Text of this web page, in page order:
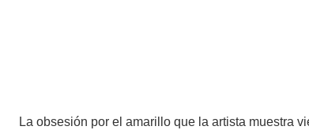
La obsesión por el amarillo que la artista muestra